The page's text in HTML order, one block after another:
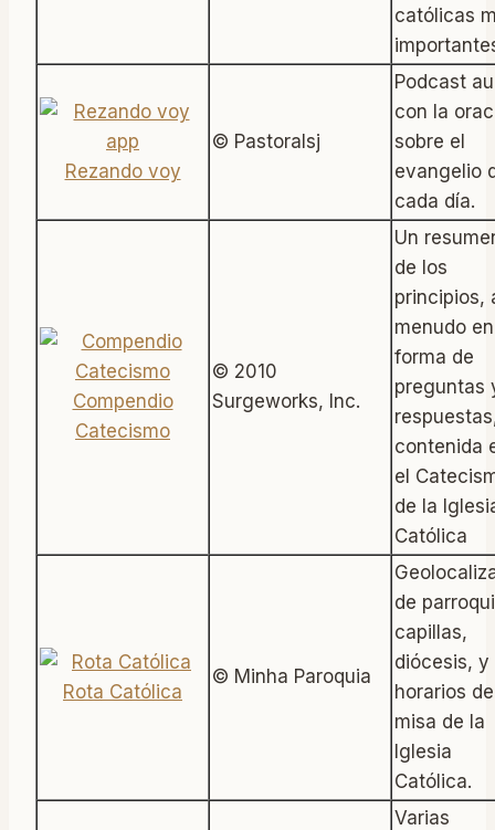
católicas
Rezando voy
© Pastoralsj
Podcast
con la
sobre el
evangelio
cada día.
Compendio
Catecismo
© 2010
Surgeworks, Inc.
Un
de los
principios,
menudo en
forma de
preguntas
contenida
el
de la
Católica
Rota Católica
© Minha Paroquia
de
capillas,
diócesis, y
horarios de
misa de la
Iglesia
Católica.
Varias